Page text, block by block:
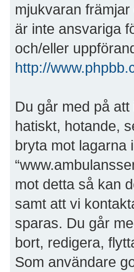
mjukvaran
är inte ansvariga
och/eller
http://
Du går med på
hatiskt, hotande,
bryta mot lagarna
mot detta så kan
samt att vi
sparas. Du går
bort, redigera,
Som användare